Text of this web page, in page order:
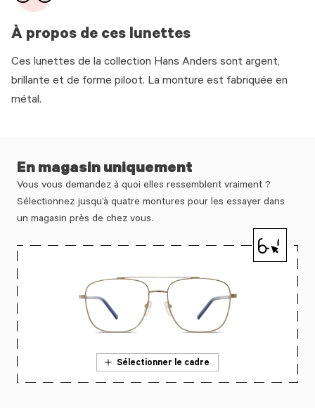
À propos de ces lunettes
Ces lunettes de la collection Hans Anders sont argent,
brillante et de forme piloot. La monture est fabriquée en
métal.
En magasin uniquement
Vous vous demandez à quoi elles ressemblent vraiment ?
Sélectionnez jusqu’à quatre montures pour les essayer dans
un magasin près de chez vous.
Sélectionner le cadre